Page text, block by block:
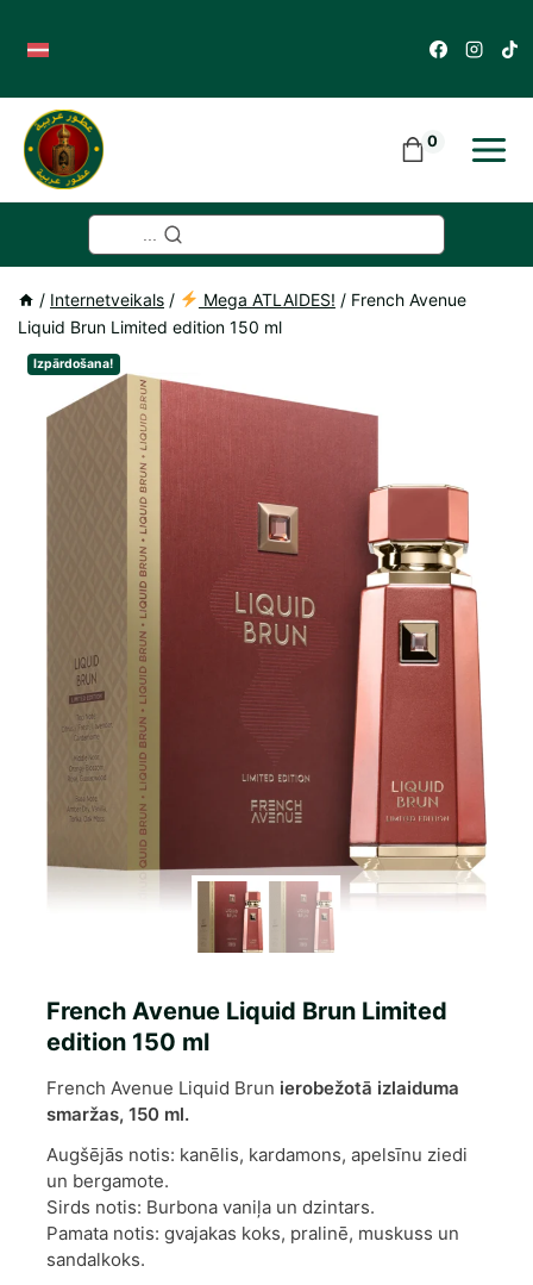
content
0
/ Internetveikals / Mega ATLAIDES! / French Avenue
Liquid Brun Limited edition 150 ml
Izpārdošana!
French Avenue Liquid Brun Limited
edition 150 ml
French Avenue Liquid Brun ierobežotā izlaiduma
smaržas, 150 ml.
Augšējās notis: kanēlis, kardamons, apelsīnu ziedi
un bergamote.
Sirds notis: Burbona vaniļa un dzintars.
Pamata notis: gvajakas koks, pralinē, muskuss un
sandalkoks.